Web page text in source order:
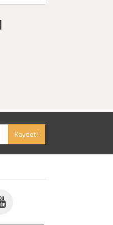
Kaydet !